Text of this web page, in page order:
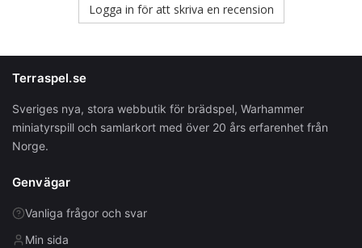
Logga in för att skriva en recension
Terraspel.se
Sveriges nya, stora webbutik för brädspel, Warhammer
miniatyrspill och samlarkort med över 20 års erfarenhet från
Norge.
Genvägar
Vanliga frågor och svar
Min sida